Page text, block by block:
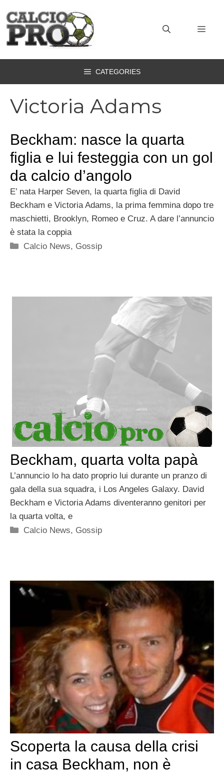
contenuto
CATEGORIES
Victoria Adams
Beckham: nasce la quarta
figlia e lui festeggia con un gol
da calcio d’angolo
E’ nata Harper Seven, la quarta figlia di David
Beckham e Victoria Adams, la prima femmina dopo tre
maschietti, Brooklyn, Romeo e Cruz. A dare l’annuncio
è stata la coppia
Categorie
Calcio News, Gossip
Beckham, quarta volta papà
L’annuncio lo ha dato proprio lui durante un pranzo di
gala della sua squadra, i Los Angeles Galaxy. David
Beckham e Victoria Adams diventeranno genitori per
la quarta volta, e
Categorie
Calcio News, Gossip
Scoperta la causa della crisi
in casa Beckham, non è